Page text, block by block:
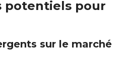
potentiels pour
sur le marché